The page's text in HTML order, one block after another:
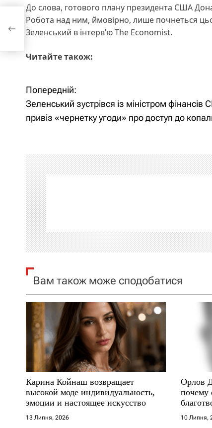
До слова, готового плану президента США
Робота над ним, ймовірно, лише почнеться
Зеленський в інтерв’ю The Economist.
Читайте також:
Н
а
і
г
а
ц
і
я
а
п
и
с
і
в
Попередній:
Зеленський зустрівся із міністром фінансів
привіз «чернетку угоди» про доступ до
Вам також може сподобатися
Карина Койнаш возвращает
высокой моде индивидуальность,
эмоции и настоящее искусство
13 Липня, 2026
Орлов
почему
где
10 Липня,